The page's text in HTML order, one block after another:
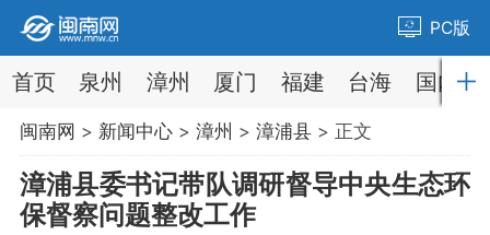
PC版
首页 泉州 漳州 厦门 福建 台海 国内
闽南网 > 新闻中心> 漳州 > 漳浦县> 正文
漳浦县委书记带队调研督导中央生态环
保督察问题整改工作